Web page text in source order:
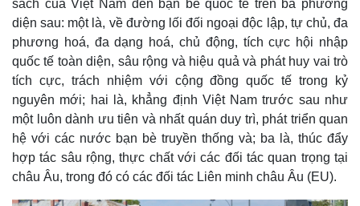
sách của Việt Nam đến bạn bè quốc tế trên ba phương
diện sau: một là, về đường lối đối ngoại độc lập, tự chủ, đa
phương hoá, đa dạng hoá, chủ động, tích cực hội nhập
quốc tế toàn diện, sâu rộng và hiệu quả và phát huy vai trò
tích cực, trách nhiệm với cộng đồng quốc tế trong kỷ
nguyên mới; hai là, khẳng định Việt Nam trước sau như
một luôn dành ưu tiên và nhất quán duy trì, phát triển quan
hệ với các nước bạn bè truyền thống và; ba là, thúc đẩy
hợp tác sâu rộng, thực chất với các đối tác quan trọng tại
châu Âu, trong đó có các đối tác Liên minh châu Âu (EU).